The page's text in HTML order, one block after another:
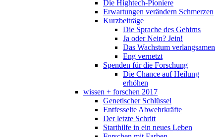
Die Hightech-Pioniere
Erwartungen verändern Schmerzen
Kurzbeiträge
Die Sprache des Gehirns
Ja oder Nein? Jein!
Das Wachstum verlangsamen
Eng vernetzt
Spenden für die Forschung
Die Chance auf Heilung
erhöhen
wissen + forschen 2017
Genetischer Schlüssel
Entfesselte Abwehrkräfte
Der letzte Schritt
Starthilfe in ein neues Leben